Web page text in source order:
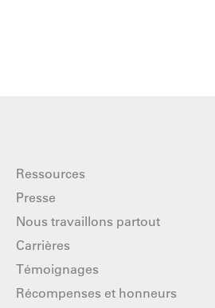
Ressources
Presse
Nous travaillons partout
Carrières
Témoignages
Récompenses et honneurs